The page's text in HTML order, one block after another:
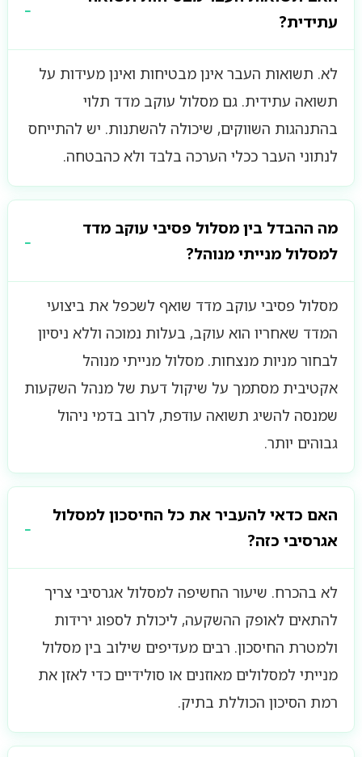
עתידית?
לא. תשואות העבר אינן מבטיחות ואינן מעידות על
תשואה עתידית. גם מסלול עוקב מדד תלוי
בהתנהגות השווקים, שיכולה להשתנות. יש להתייחס
לנתוני העבר ככלי הערכה בלבד ולא כהבטחה.
מה ההבדל בין מסלול פסיבי עוקב מדד
למסלול מנייתי מנוהל?
מסלול פסיבי עוקב מדד שואף לשכפל את ביצועי
המדד שאחריו הוא עוקב, בעלות נמוכה וללא ניסיון
לבחור מניות מנצחות. מסלול מנייתי מנוהל
אקטיבית מסתמך על שיקול דעת של מנהל השקעות
שמנסה להשיג תשואה עודפת, לרוב בדמי ניהול
גבוהים יותר.
האם כדאי להעביר את כל החיסכון למסלול
אגרסיבי כזה?
לא בהכרח. שיעור החשיפה למסלול אגרסיבי צריך
להתאים לאופק ההשקעה, ליכולת לספוג ירידות
ולמטרת החיסכון. רבים מעדיפים שילוב בין מסלול
מנייתי למסלולים מאוזנים או סולידיים כדי לאזן את
רמת הסיכון הכוללת בתיק.